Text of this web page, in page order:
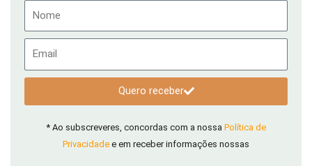
Quero receber
* Ao subscreveres, concordas com a nossa Política de
Privacidade e em receber informações nossas